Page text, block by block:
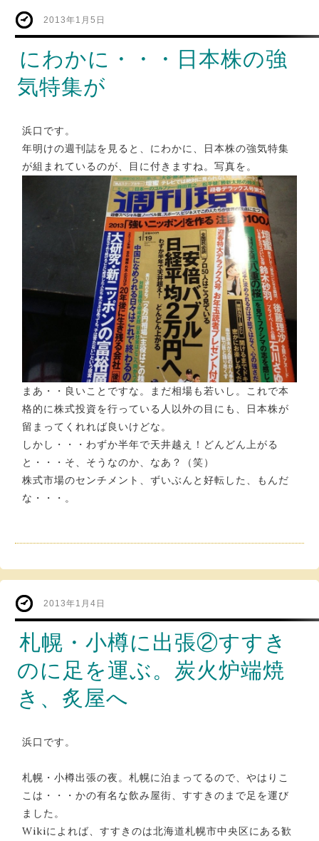
2013年1月5日
にわかに・・・日本株の強
気特集が
浜口です。
年明けの週刊誌を見ると、にわかに、日本株の強気特集
が組まれているのが、目に付きますね。写真を。
まあ・・良いことですな。まだ相場も若いし。これで本
格的に株式投資を行っている人以外の目にも、日本株が
留まってくれれば良いけどな。
しかし・・・わずか半年で天井越え！どんどん上がる
と・・・そ、そうなのか、なあ？（笑）
株式市場のセンチメント、ずいぶんと好転した、もんだ
な・・・。
2013年1月4日
札幌・小樽に出張②すすき
のに足を運ぶ。炭火炉端焼
き、炙屋へ
浜口です。
札幌・小樽出張の夜。札幌に泊まってるので、やはりこ
こは・・・かの有名な飲み屋街、すすきのまで足を運び
ました。
Wikiによれば、すすきのは北海道札幌市中央区にある歓